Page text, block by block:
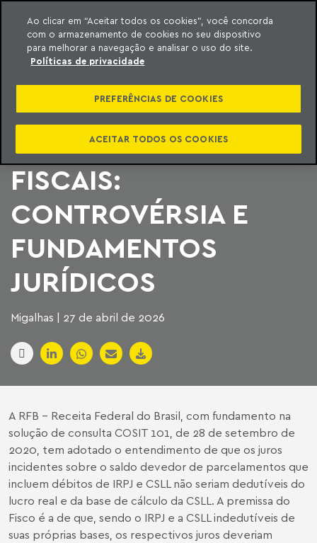
o conteúdo
Machado Meyer
DEDUTIBILIDADE DOS
JUROS SELIC DE
PARCELAMENTOS
FISCAIS:
CONTROVÉRSIA E
FUNDAMENTOS
JURÍDICOS
Migalhas | 27 de abril de 2026
A RFB - Receita Federal do Brasil, com fundamento na
solução de consulta COSIT 101, de 28 de setembro de
2020, tem adotado o entendimento de que os juros
incidentes sobre o saldo devedor de parcelamentos que
incluem débitos de IRPJ e CSLL não seriam dedutíveis do
lucro real e da base de cálculo da CSLL. A premissa do
Fisco é a de que, sendo o IRPJ e a CSLL indedutíveis de
suas próprias bases, os respectivos juros deveriam
Ao clicar em “Aceitar todos os cookies”, você concorda
com o armazenamento de cookies no seu dispositivo
para melhorar a navegação e analisar o uso do site.
Políticas de privacidade
PREFERÊNCIAS DE COOKIES
ACEITAR TODOS OS COOKIES